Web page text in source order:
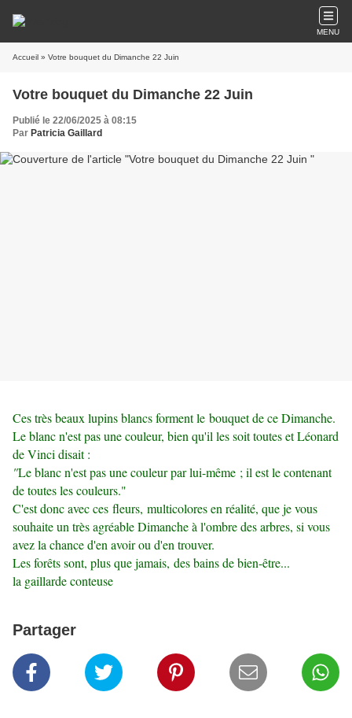
MENU
Accueil » Votre bouquet du Dimanche 22 Juin
Votre bouquet du Dimanche 22 Juin
Publié le 22/06/2025 à 08:15
Par Patricia Gaillard
Ces très beaux lupins blancs forment le bouquet de ce Dimanche.
Le blanc n'est pas une couleur, bien qu'il les soit toutes et Léonard
de Vinci disait :
"Le blanc n'est pas une couleur par lui-même ; il est le contenant
de toutes les couleurs."
C'est donc avec ces fleurs, multicolores en réalité, que je vous
souhaite un très agréable Dimanche à l'ombre des arbres, si vous
avez la chance d'en avoir ou d'en trouver.
Les forêts sont, plus que jamais, des bains de bien-être...
la gaillarde conteuse
Partager